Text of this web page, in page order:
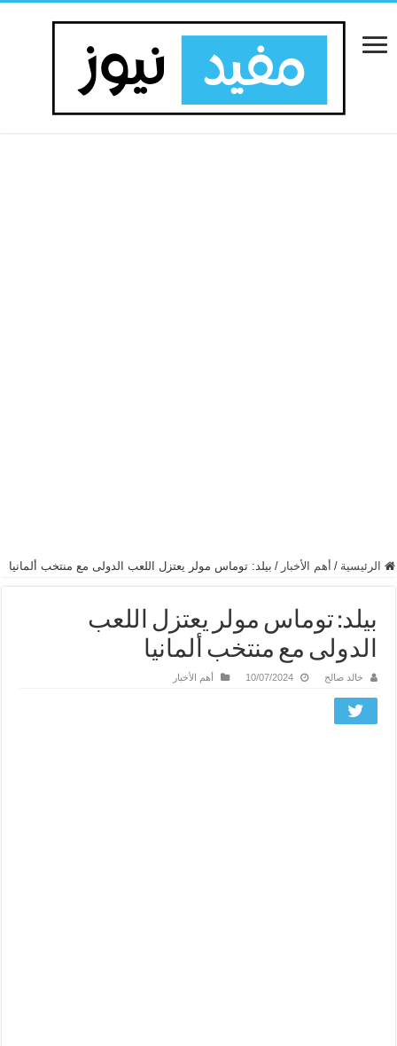
الرئيسية / أهم الأخبار / بيلد: توماس مولر يعتزل اللعب الدولى مع منتخب ألمانيا
بيلد: توماس مولر يعتزل اللعب
الدولى مع منتخب ألمانيا
خالد صالح 10/07/2024 أهم الأخبار